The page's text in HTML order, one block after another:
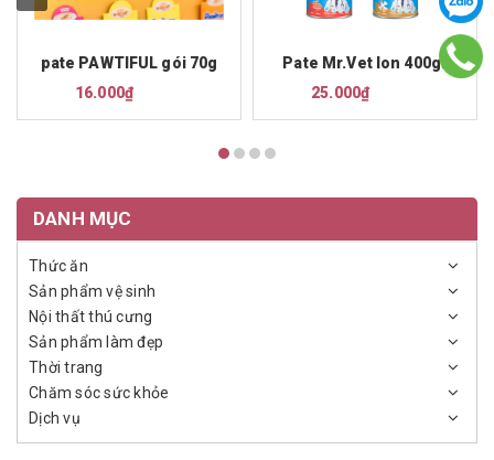
pate PAWTIFUL gói 70g
16.000₫
Pate Mr.Vet lon 400gr
25.000₫
DANH MỤC
Thức ăn
Sản phẩm vệ sinh
Nội thất thú cưng
Sản phẩm làm đẹp
Thời trang
Chăm sóc sức khỏe
Dịch vụ